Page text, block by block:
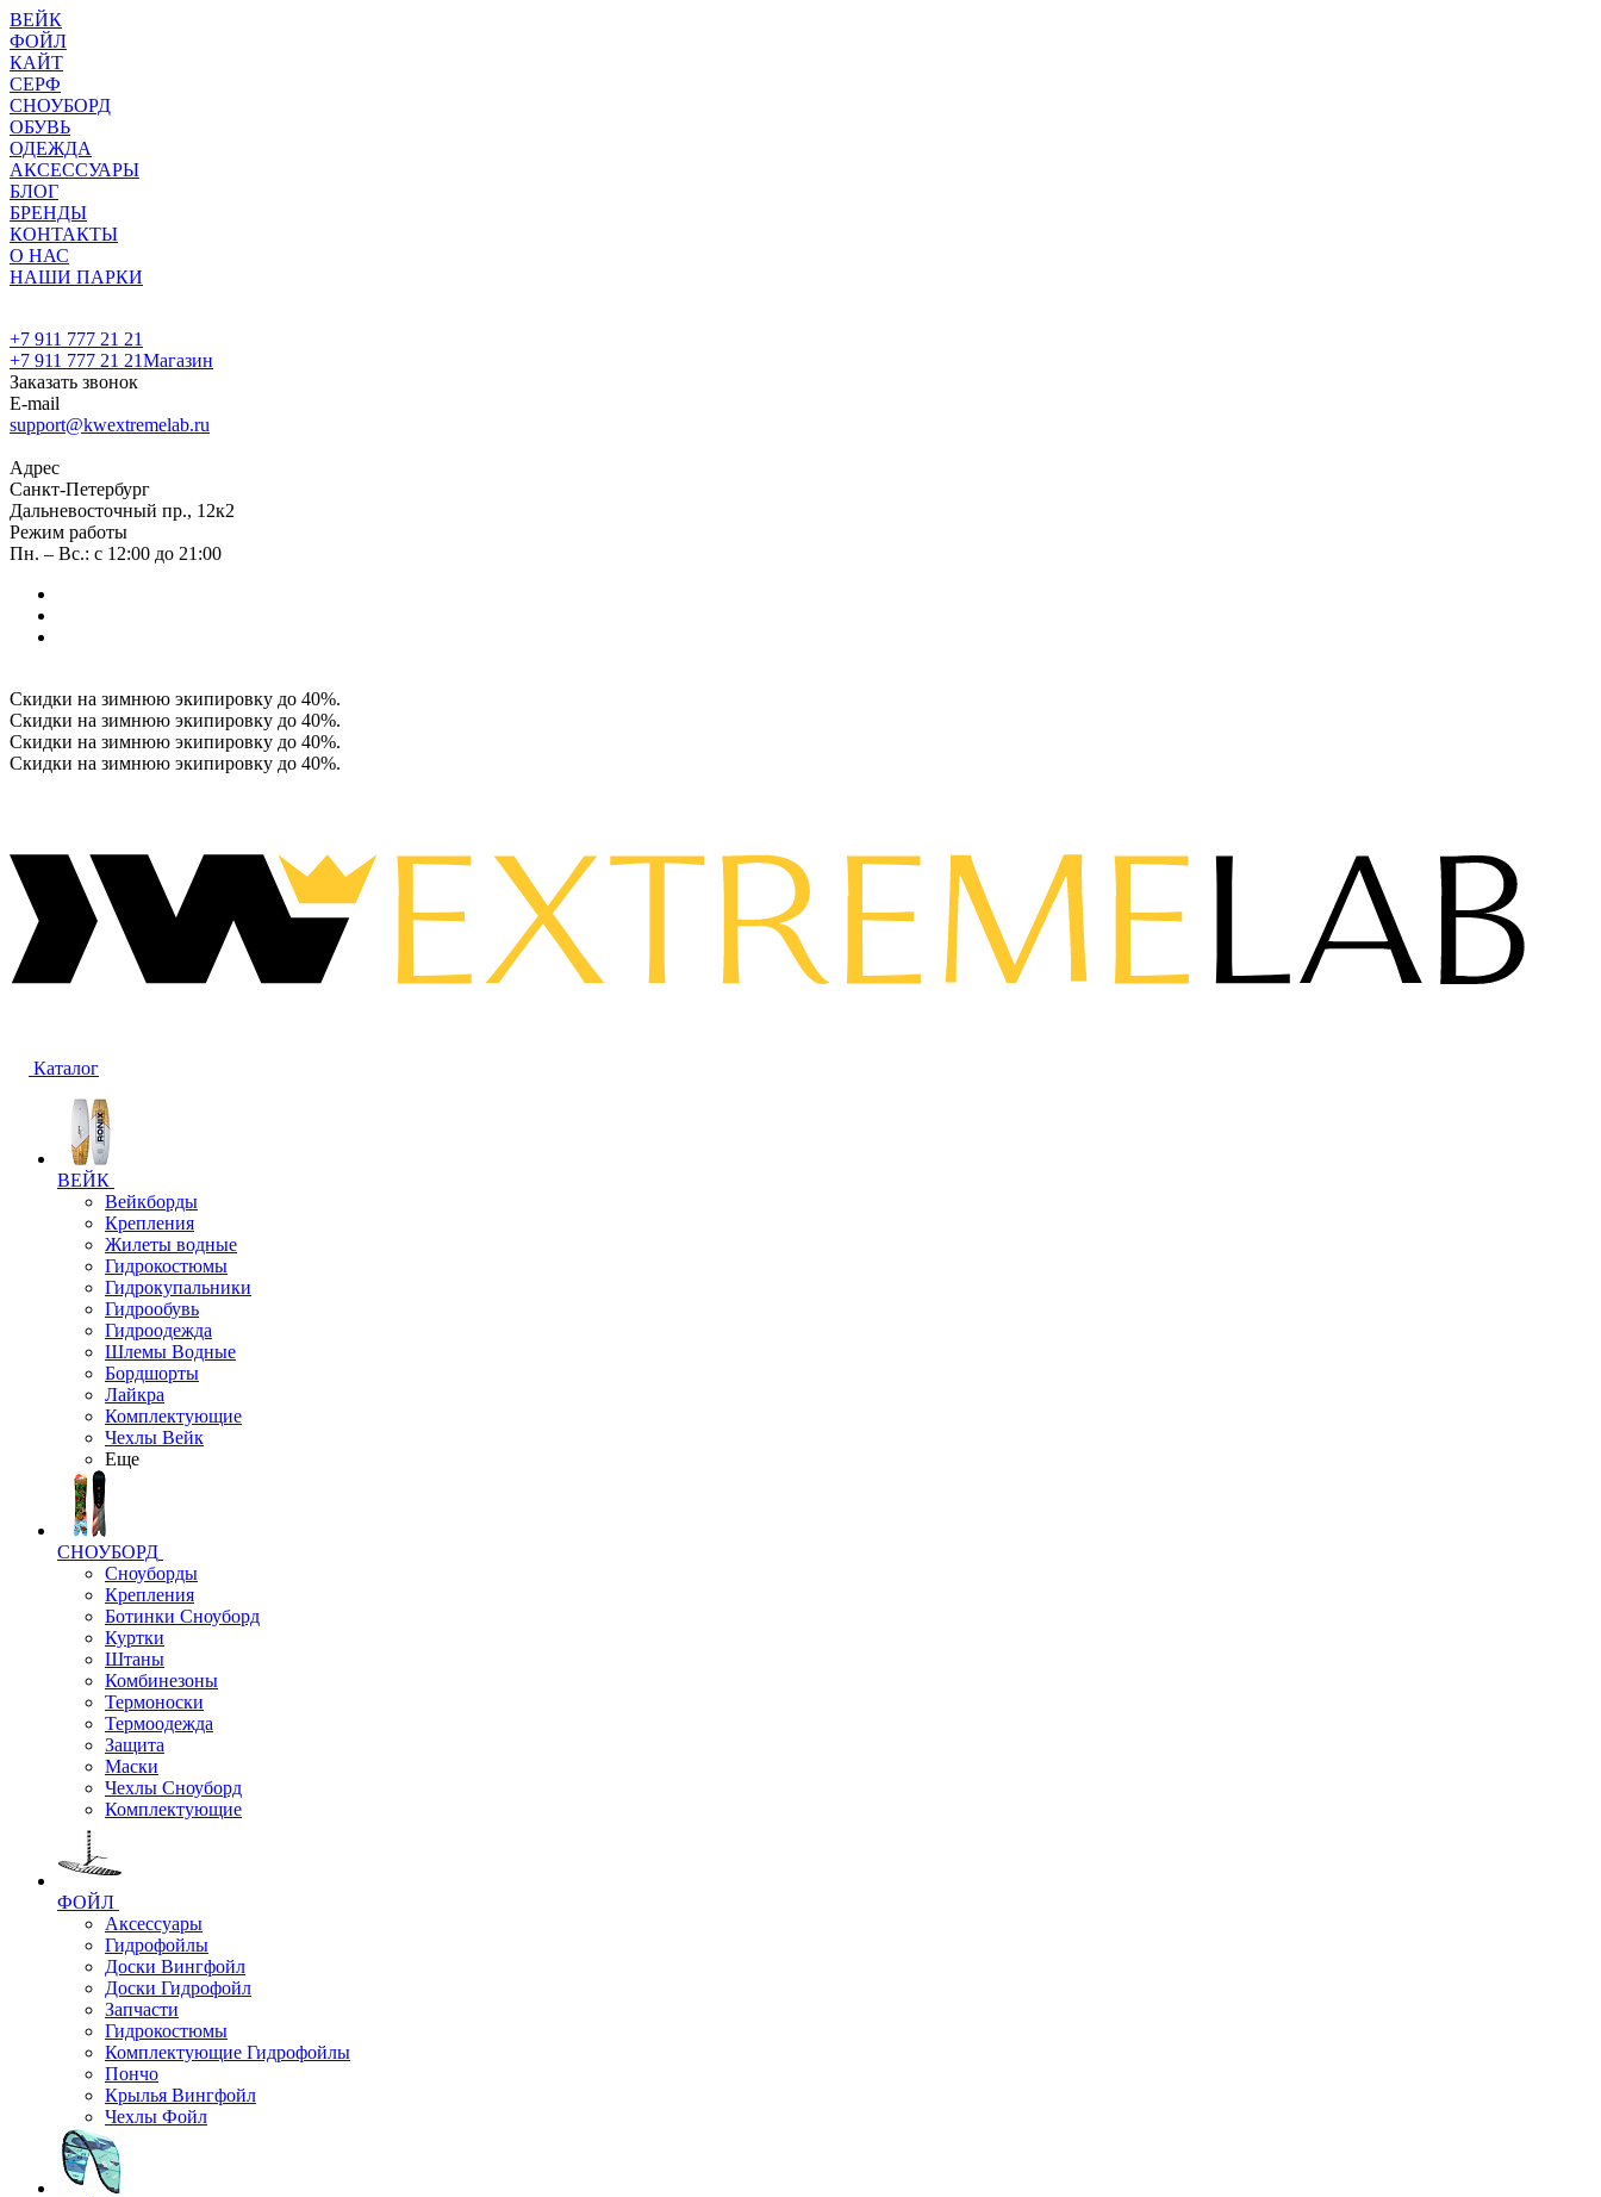
ВЕЙК
ФОЙЛ
КАЙТ
СЕРФ
СНОУБОРД
ОБУВЬ
ОДЕЖДА
АКСЕССУАРЫ
БЛОГ
БРЕНДЫ
КОНТАКТЫ
О НАС
НАШИ ПАРКИ
+7 911 777 21 21
+7 911 777 21 21Магазин
Заказать звонок
E-mail
support@kwextremelab.ru
Адрес
Санкт-Петербург
Дальневосточный пр., 12к2
Режим работы
Пн. – Вс.: с 12:00 до 21:00
Скидки на зимнюю экипировку до 40%.
Скидки на зимнюю экипировку до 40%.
Скидки на зимнюю экипировку до 40%.
Скидки на зимнюю экипировку до 40%.
Каталог
ВЕЙК
Вейкборды
Крепления
Жилеты водные
Гидрокостюмы
Гидрокупальники
Гидрообувь
Гидроодежда
Шлемы Водные
Бордшорты
Лайкра
Комплектующие
Чехлы Вейк
Еще
СНОУБОРД
Сноуборды
Крепления
Ботинки Сноуборд
Куртки
Штаны
Комбинезоны
Термоноски
Термоодежда
Защита
Маски
Чехлы Сноуборд
Комплектующие
ФОЙЛ
Аксессуары
Гидрофойлы
Доски Вингфойл
Доски Гидрофойл
Запчасти
Гидрокостюмы
Комплектующие Гидрофойлы
Пончо
Крылья Вингфойл
Чехлы Фойл